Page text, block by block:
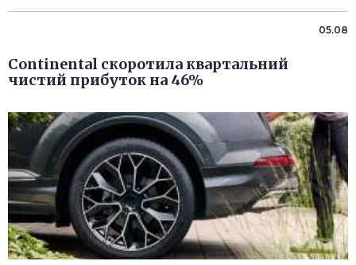
05.08
Continental скоротила квартальний
чистий прибуток на 46%